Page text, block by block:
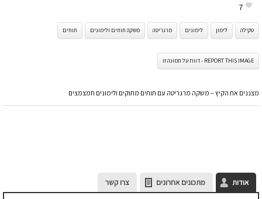
7
טקילה לימון לימונים מרגריטה משקה תותים ולימונים תותים
REPORT THIS IMAGE - דווח על תמונה זו
מצננים את הקיץ – משקה מרגריטה עם תותים מתוקים ולימונים חמצמצים
אודות מתכונים אחרונים צרו קשר